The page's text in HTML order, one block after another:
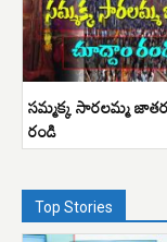
సమ్మక్క సారలమ్మ
రండి
Top Stories